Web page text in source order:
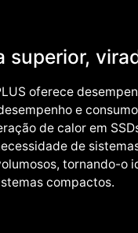
superior,
oferece
e
de calor em
de
tornando-o
compactos.